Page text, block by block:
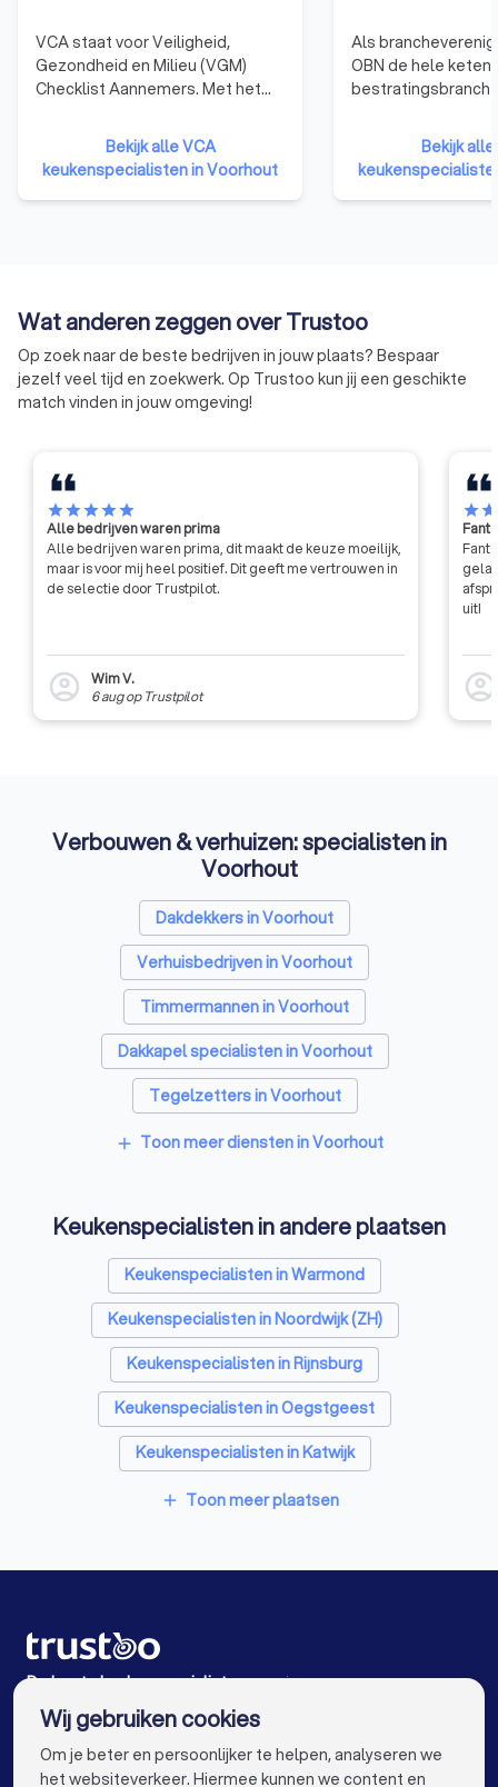
VCA staat voor Veiligheid,
Gezondheid en Milieu (VGM)
Checklist Aannemers. Met het
laten bedrijven zien dat ze kennis
en ervaring hebben op het
gebied van veilig en gezond
werken en dat het deskundige en
Bekijk alle VCA
keukenspecialisten in Voorhout
Als
OBN de hele keten
leverancier van
materieel. OBN-
hun kennis en
werken en worden
architecten van de
Bekijk alle
Wat anderen zeggen over Trustoo
Op zoek naar de beste bedrijven in jouw plaats? Bespaar
jezelf veel tijd en zoekwerk. Op Trustoo kun jij een geschikte
match vinden in jouw omgeving!
starstarstarstarstar
Alle bedrijven waren prima
Alle bedrijven waren prima, dit maakt de keuze moeilijk,
maar is voor mij heel positief. Dit geeft me vertrouwen in
de selectie door Trustpilot.
account_circle
Wim V.
6 augop Trustpilot
starstar
uit!
account_circle
Verbouwen & verhuizen: specialisten in
Voorhout
Dakdekkers in Voorhout
Verhuisbedrijven in Voorhout
Timmermannen in Voorhout
Dakkapel specialisten in Voorhout
Tegelzetters in Voorhout
Sloopbedrijven in Voorhout
Opslagruimtes in Voorhout
Metselaars in Voorhout
add Toon meer diensten in Voorhout
Keukenspecialisten in andere plaatsen
Keukenspecialisten in Warmond
Keukenspecialisten in Noordwijk (ZH)
Keukenspecialisten in Rijnsburg
Keukenspecialisten in Oegstgeest
Keukenspecialisten in Katwijk
Keukenspecialisten in Lisse
Keukenspecialisten in Hillegom
Keukenspecialisten in Amsterdam
Keukenspecialisten in Rotterdam
add Toon meer plaatsen
De beste keukenspecialisten voor jou
Wij gebruiken cookies
Om je beter en persoonlijker te helpen, analyseren we
het websiteverkeer. Hiermee kunnen we content en